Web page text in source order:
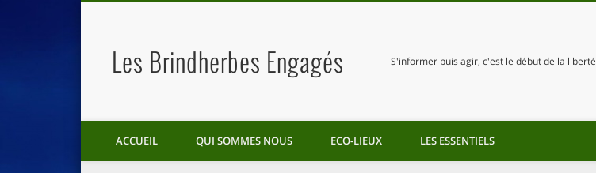
Les Brindherbes Engagés S'informer puis agir, c'est le début de la liberté
ACCUEIL QUI SOMMES NOUS ECO-LIEUX LES ESSENTIELS